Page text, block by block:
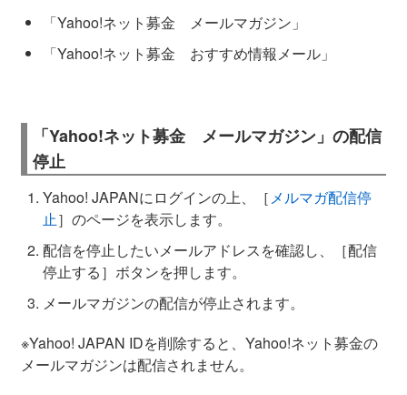
「Yahoo!ネット募金 メールマガジン」
「Yahoo!ネット募金 おすすめ情報メール」
「Yahoo!ネット募金 メールマガジン」の配信
停止
Yahoo! JAPANにログインの上、［メルマガ配信停
止］のページを表示します。
配信を停止したいメールアドレスを確認し、［配信
停止する］ボタンを押します。
メールマガジンの配信が停止されます。
※Yahoo! JAPAN IDを削除すると、Yahoo!ネット募金の
メールマガジンは配信されません。